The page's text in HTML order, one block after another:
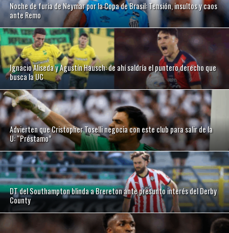
Noche de furia de Neymar por la Copa de Brasil: Tensión, insultos y caos
ante Remo
Ignacio Aliseda y Agustín Hausch: de ahí saldría el puntero derecho que
busca la UC
Advierten que Cristopher Toselli negocia con este club para salir de la
U: “Préstamo”
DT del Southampton blinda a Brereton ante presunto interés del Derby
County